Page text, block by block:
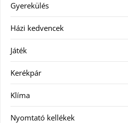
Gyerekülés
Házi kedvencek
Játék
Kerékpár
Klíma
Nyomtató kellékek